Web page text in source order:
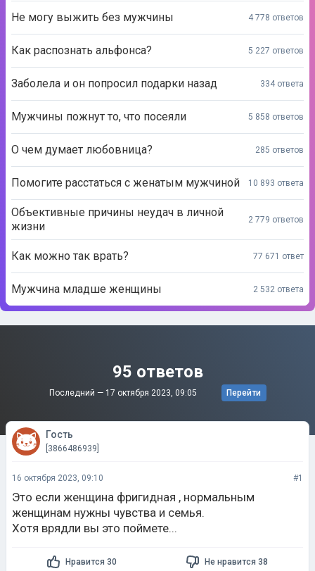
Не могу выжить без мужчины 4 778 ответов
Как распознать альфонса? 5 227 ответов
Заболела и он попросил подарки назад 334 ответа
Мужчины пожнут то, что посеяли 5 858 ответов
О чем думает любовница? 285 ответов
Помогите расстаться с женатым мужчиной 10 893 ответа
Объективные причины неудач в личной
жизни
2 779 ответов
Как можно так врать? 77 671 ответ
Мужчина младше женщины 2 532 ответа
95 ответов
Последний — 17 октября 2023, 09:05 Перейти
Гость
[3866486939]
16 октября 2023, 09:10 #1
Это если женщина фригидная , нормальным
женщинам нужны чувства и семья.
Хотя врядли вы это поймете...
Нравится 30 Не нравится 38